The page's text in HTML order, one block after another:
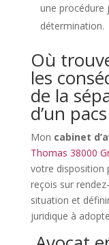
une procédure
détermination.
Où
les
de la
d’un
Mon cabinet
Thomas 38000
votre disposition
reçois sur
situation et
juridique à